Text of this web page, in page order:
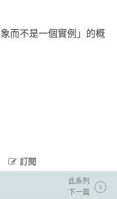
而不是一個實例」的概
訂閱
此系列
下一篇